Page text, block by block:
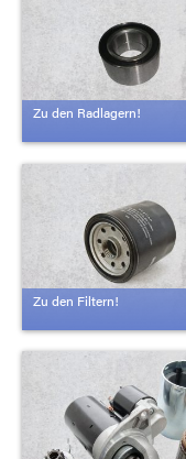
Zu den Radlagern!
Zu den Filtern!